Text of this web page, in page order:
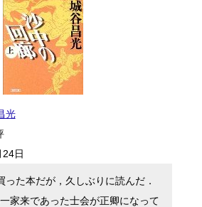
光
日
った本だが，久しぶりに読んだ．
家来であった士会が正卿になって